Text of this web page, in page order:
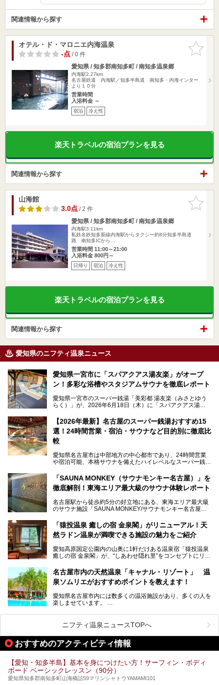
関連情報から探す
お気に入
りに追加
オテル・ド・マロニエ内海温泉
-点/ 0 件
愛知県 / 知多郡南知多町 / 南知多温泉郷
内海駅2.27km
名古屋鉄道 内海駅／知多半島道 南知多・内海インター
より１０分
営業時間
入浴料金 ～
宿泊 冷え性
楽天トラベルの宿泊プランを見る
関連情報から探す
お気に入
りに追加
山海館
3.0点/ 2 件
愛知県 / 知多郡南知多町 / 南知多温泉郷
内海駅3.11km
私鉄名鉄知多新線内海駅からタクシー約8分知多半島道
路 南知多ICから…
営業時間 11:00～21:00
入浴料金 800円～
日帰り 宿泊 冷え性
楽天トラベルの宿泊プランを見る
関連情報から探す
愛知県のニフティ温泉ニュース
愛知県一宮市に「スパアクアス湯友楽」がオープ
ン！多彩な浴槽やスタジアムサウナを徹底レポート
愛知県一宮市のスーパー銭湯「美彩都 湯友楽（みさとゆう
らく）」が、2026年6月18日（木）に「スパアクアス湯友
この地で30年にわたり愛され続けてきた施設だからこそ、
地元住民をはじめオープンを待ちわびている人も多いのでは
ないでしょうか。
老朽化した設備の補修を機に、2年前からじっくり構想を練
ってきたというだけあって、館内の充実度は想像以上。
以前の4倍に拡張したという露天エリアや10の浴槽、40人収
容の巨大なスタジアムサウナに、岩盤浴やリラクゼーション
までまるごと楽しめる施設に生まれ変わりました。
今回は、全面リニューアルして新しくなった「スパアクアス
【2026年最新】名古屋のスーパー銭湯おすすめ15
選！24時間営業・宿泊・サウナなど目的別に徹底比
較
愛知県名古屋市は中部地方の中心都市であり、24時間営業
や宿泊可能、本格サウナを備えたハイレベルなスーパー銭湯
そのため、「日々の仕事の疲れを心身ともにリセットした
い」「休日に時間を忘れて1日中ダラダラ過ごしたい」「コ
くある点が魅力です！
お好みの温泉施設を見つけて楽しんでくださいね。
「SAUNA MONKEY（サウナモンキー名古屋）」を
徹底解剖！東海エリア最大級のサウナ体験レポート
名古屋駅から徒歩約5分の好立地にある、東海エリア最大級
のサウナ施設「SAUNA MONKEY/サウナモンキー名古屋」
「名古屋駅周辺ってサウナが少ないよね」という声をよく耳
にするだけあり、アクセスの良さにも胸が高鳴ります。
今回は普段は男性専用となっているパブリックサウナが、女
さっそく取材してきました！
「猿投温泉 癒しの宿 金泉閣」がリニューアル！天
然ラドン温泉が満喫できる施設の魅力をご紹介
愛知高原国定公園内の山奥に1軒だけある温泉宿「猿投温泉
癒しの宿 金泉閣」が、“しあわせ隠れ里”をコンセプトにリニ
天然ラドン温泉が堪能できるお風呂や、新設・改装された客
室、地元の食材と温泉水で作られたお料理……。
ご紹介します。
名古屋市内の天然温泉「キャナル・リゾート」 温
泉ソムリエがおすすめポイントを教えます！
愛知県名古屋市内には数多くの温浴施設があり、多くの人を
楽しませています。
ムリエの目線で紹介していきます！
名古屋市内にはスーパー銭湯や日帰り温泉が多く、「どこに
行こうかな？」と悩んでしまう方も多いと思います。
ぜひこの記事を参考にして「キャナル・リゾート」に出かけ
てみるのはいかがでしょうか？
ニフティ温泉ニュースTOPへ
おすすめのアクティビティ情報
【愛知・知多半島】基本を身につけたい方！サーフィン・ボディ
ボード ベーシックレッスン（90分）
愛知県知多郡南知多町山海橋詰59マリンシャトウYAMAMI101